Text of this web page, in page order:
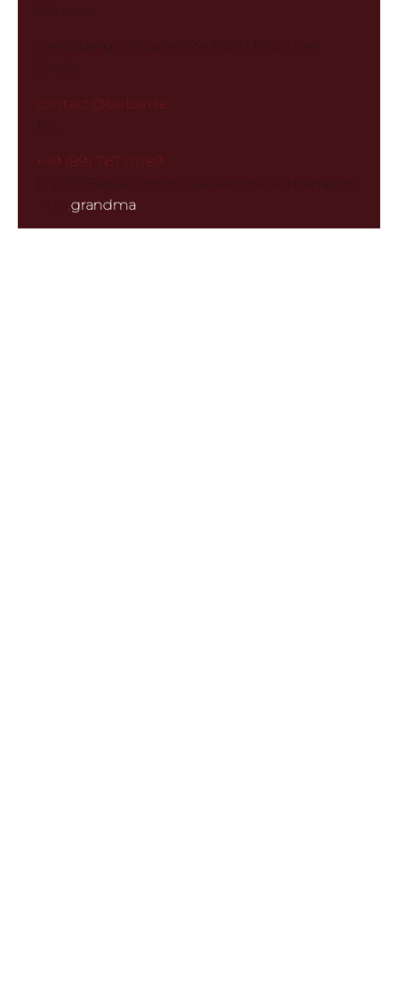
Adresse:
Landsberger Straße 394, 81241 München
Email:
contact@betsa.de
Tel:
+49 (89) 767 01189
© 2025 Betsa GmbH. Alle Rechte vorbehalten
.grandma